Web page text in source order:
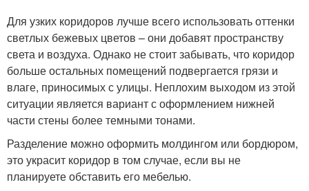
Для узких коридоров лучше всего использовать оттенки
светлых бежевых цветов – они добавят пространству
света и воздуха. Однако не стоит забывать, что коридор
больше остальных помещений подвергается грязи и
влаге, приносимых с улицы. Неплохим выходом из этой
ситуации является вариант с оформлением нижней
части стены более темными тонами.
Разделение можно оформить молдингом или бордюром,
это украсит коридор в том случае, если вы не
планируете обставить его мебелью.